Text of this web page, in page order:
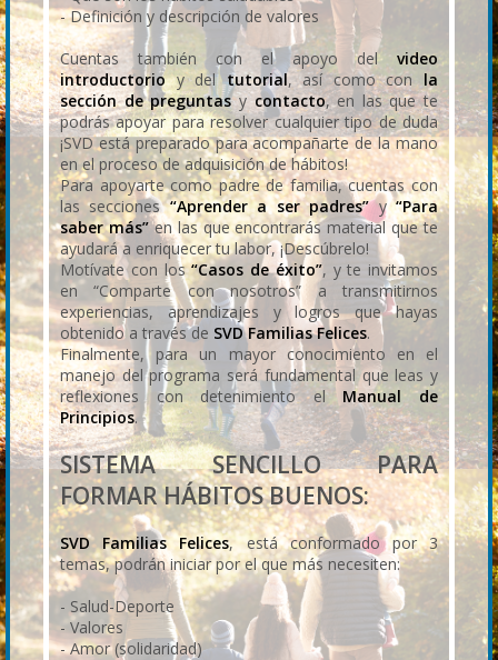
- Definición y descripción de valores
Cuentas también con el apoyo del video
introductorioy deltutorial, así como con la
sección de preguntasycontacto, en las que te
podrás apoyar para resolver cualquier tipo de duda
¡SVD está preparado para acompañarte de la mano
en el proceso de adquisición de hábitos!
Para apoyarte como padre de familia, cuentas con
las secciones“Aprender a ser padres”y“Para
saber más”en las que encontrarás material que te
ayudará a enriquecer tu labor, ¡Descúbrelo!
Motívate con los“Casos de éxito”, y te invitamos
en “Comparte con nosotros” a transmitirnos
experiencias, aprendizajes y logros que hayas
obtenido a través de SVD Familias Felices.
Finalmente, para un mayor conocimiento en el
manejo del programa será fundamental que leas y
reflexiones con detenimiento el Manual de
Principios.
SISTEMA SENCILLO PARA
FORMAR HÁBITOS BUENOS:
SVD Familias Felices, está conformado por 3
temas, podrán iniciar por el que más necesiten:
- Salud-Deporte
- Valores
- Amor (solidaridad)